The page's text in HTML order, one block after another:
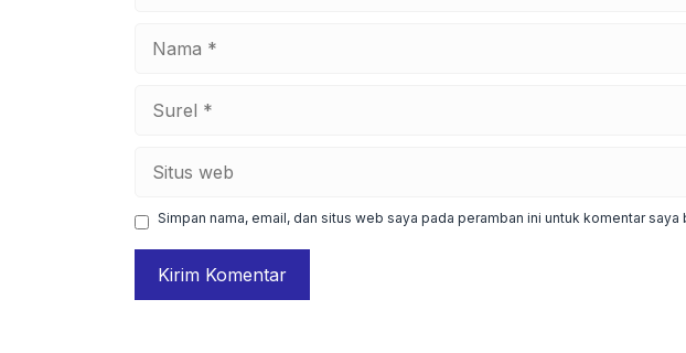
Simpan nama, email, dan situs web saya pada peramban ini untuk komentar saya